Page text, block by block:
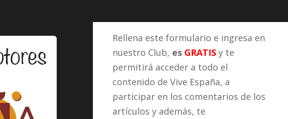
Rellena este formulario e ingresa en
nuestro Club, es GRATIS y te
permitirá acceder a todo el
contenido de Vive España, a
participar en los comentarios de los
artículos y además, te